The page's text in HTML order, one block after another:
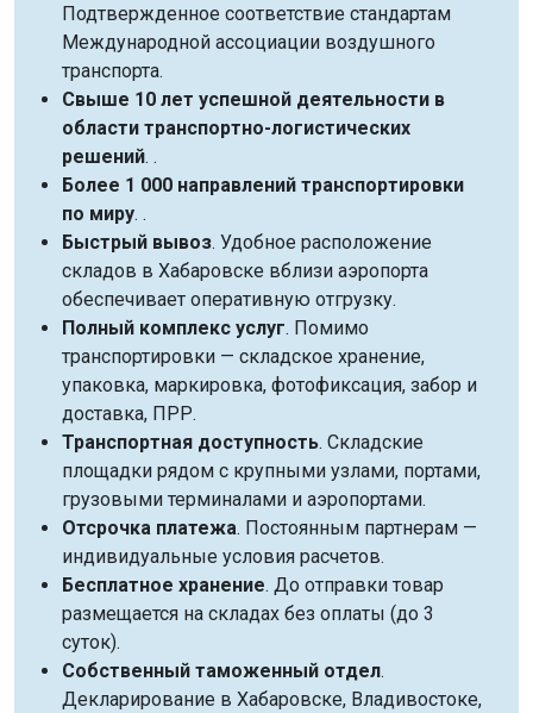
Подтвержденное соответствие стандартам
Международной ассоциации воздушного
транспорта.
Свыше 10 лет успешной деятельности в
области транспортно-логистических
решений. .
Более 1 000 направлений транспортировки
по миру. .
Быстрый вывоз. Удобное расположение
складов в Хабаровске вблизи аэропорта
обеспечивает оперативную отгрузку.
Полный комплекс услуг. Помимо
транспортировки — складское хранение,
упаковка, маркировка, фотофиксация, забор и
доставка, ПРР.
Транспортная доступность. Складские
площадки рядом с крупными узлами, портами,
грузовыми терминалами и аэропортами.
Отсрочка платежа. Постоянным партнерам —
индивидуальные условия расчетов.
Бесплатное хранение. До отправки товар
размещается на складах без оплаты (до 3
суток).
Собственный таможенный отдел.
Декларирование в Хабаровске, Владивостоке,